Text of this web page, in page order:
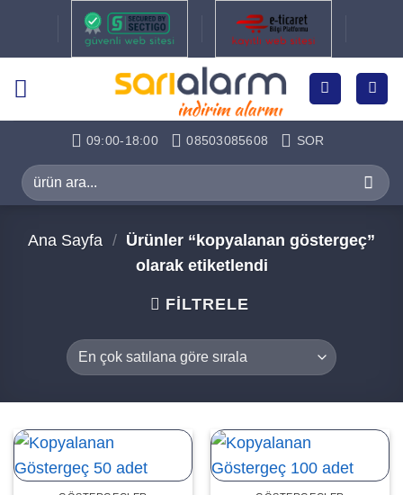
09:00-18:00 08503085608 SOR
Ara:
Ana Sayfa / Ürünler “kopyalanan göstergeç”
olarak etiketlendi
FILTRELE